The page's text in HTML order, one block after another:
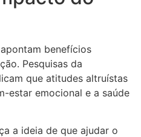
benefícios
Pesquisas da
que atitudes altruístas
estar emocional e a saúde
a ideia de que ajudar o